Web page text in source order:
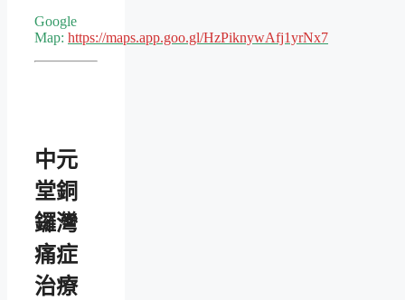
Google
Map: https://maps.app.goo.gl/HzPiknywAfj1yrNx7
中元
堂銅
鑼灣
痛症
治療